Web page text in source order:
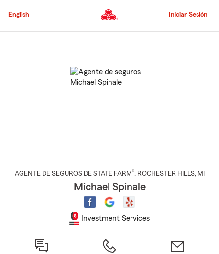
al
principal
English Iniciar Sesión
AGENTE DE SEGUROS DE STATE FARM®, ROCHESTER HILLS, MI
Michael Spinale
Investment Services